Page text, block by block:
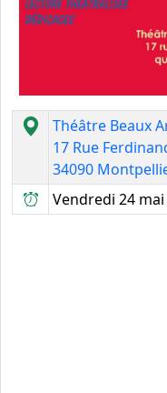
Théâtre Beaux
17 Rue
34090
Vendredi 24 mai